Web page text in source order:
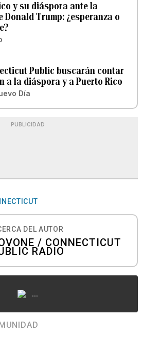
y su diáspora ante la
Donald Trump: ¿esperanza o
Public buscarán contar
a la diáspora y a Puerto Rico
Día
PUBLICIDAD
DEL AUTOR
/ CONNECTICUT
RADIO
...